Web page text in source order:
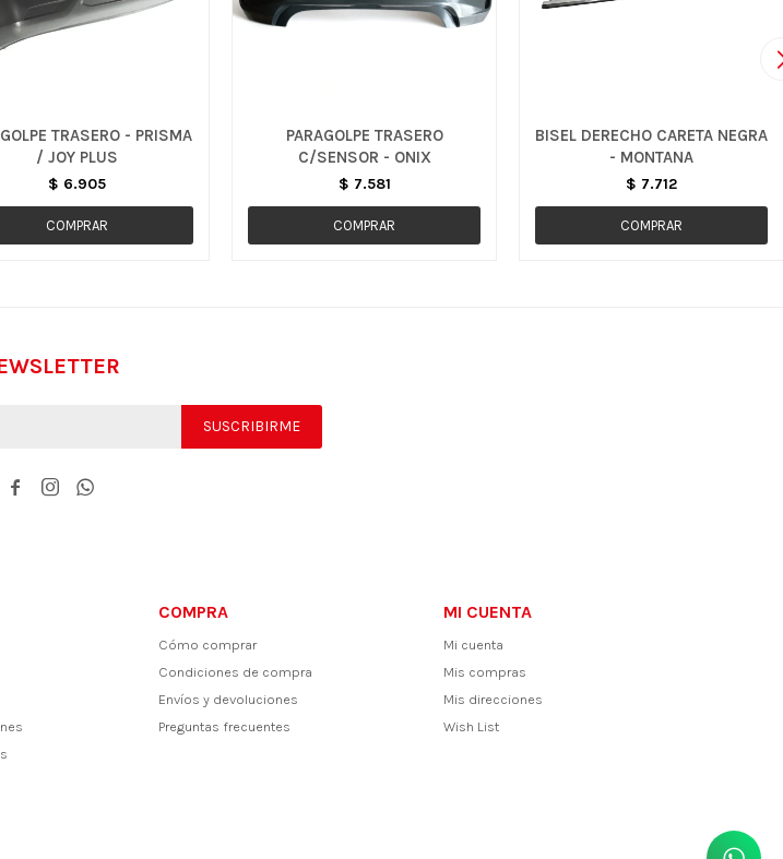
TRASERO - PRISMA
/ JOY PLUS
$ 6.905
PARAGOLPE TRASERO
C/SENSOR - ONIX
$ 7.581
BISEL DERECHO CARETA NEGRA
- MONTANA
$ 7.712
COMPRA
Cómo comprar
Condiciones de compra
Envíos y devoluciones
Preguntas frecuentes
MI CUENTA
Mi cuenta
Mis compras
Mis direcciones
Wish List
SUSCRIBIRME
  